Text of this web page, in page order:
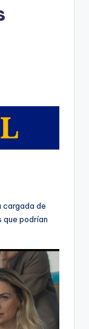
cargada de
que podrían